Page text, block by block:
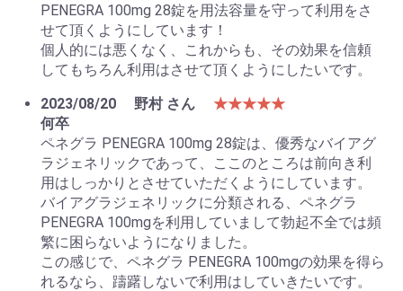
PENEGRA 100mg 28錠を用法容量を守って利用をさ
せて頂くようにしています！
個人的には悪くなく、これからも、その効果を信頼
してもちろん利用はさせて頂くようにしたいです。
2023/08/20
野村 さん
★★★★★
何卒
ペネグラ PENEGRA 100mg 28錠は、優秀なバイアグ
ラジェネリックであって、ここのところは前向き利
用はしっかりとさせていただくようにしています。
バイアグラジェネリックに分類される、ペネグラ
PENEGRA 100mgを利用していまして勃起不全では頻
繁に困らないようになりました。
この感じで、ペネグラ PENEGRA 100mgの効果を得ら
れるなら、躊躇しないで利用はしていきたいです。